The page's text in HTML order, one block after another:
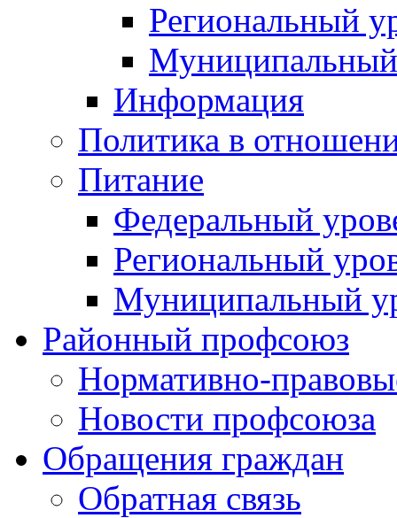
Региональный
Информация
Политика в
Питание
Федеральный
Региональный
Муниципальный
Районный профсоюз
Нормативно-
Новости профсоюза
Обращения граждан
Обратная связь